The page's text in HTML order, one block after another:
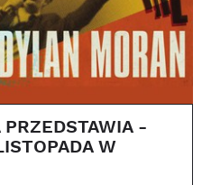
-
W